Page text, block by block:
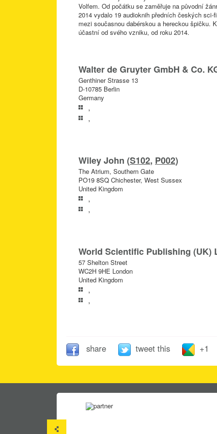
Volfem. Od počátku se zaměřuje na původní
2014 vydalo 19 audioknih předních českých
mezi současnou dabérskou a hereckou špičku.
účastní od svého vzniku, od roku 2014.
Walter de Gruyter GmbH & Co.
Genthiner Strasse 13
D-10785 Berlin
Germany
,
,
Wiley John (S102, P002)
The Atrium, Southern Gate
PO19 8SQ Chichester, West Sussex
United Kingdom
,
,
World Scientific Publishing (UK)
57 Shelton Street
WC2H 9HE London
United Kingdom
,
,
share tweet this +1